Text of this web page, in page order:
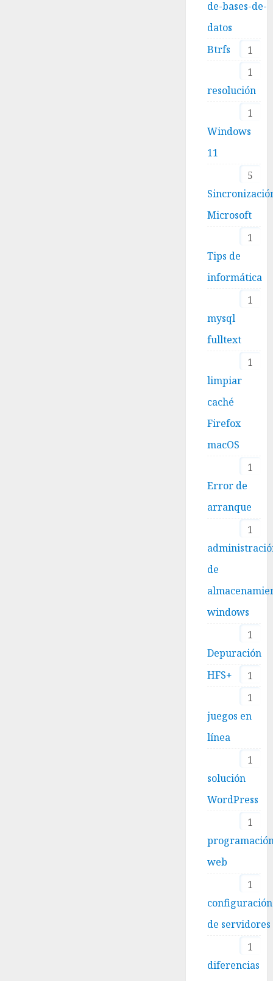
de-bases-de-
datos
1
Btrfs
1
resolución
1
Windows
11
5
Microsoft
1
Tips de
informática
1
mysql
fulltext
1
limpiar
caché
Firefox
macOS
1
Error de
arranque
1
de
windows
1
Depuración
1
HFS+
1
juegos en
línea
1
solución
WordPress
1
web
1
configuración
de servidores
1
diferencias